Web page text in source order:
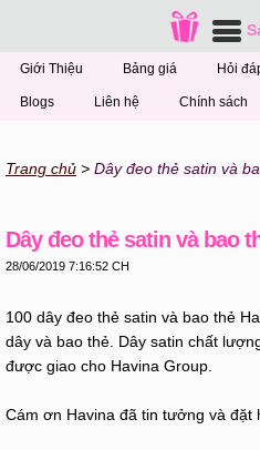
Giới Thiệu Bảng giá Hỏi
Blogs Liên hệ Chính sách
Trang chủ Dây đeo thẻ satin và
Dây đeo thẻ satin và bao
28/06/2019 7:16:52 CH
100 dây đeo thẻ satin và bao thẻ
dây và bao thẻ. Dây satin chất
được giao cho Havina Group.
Cám ơn Havina đã tin tưởng và đặt